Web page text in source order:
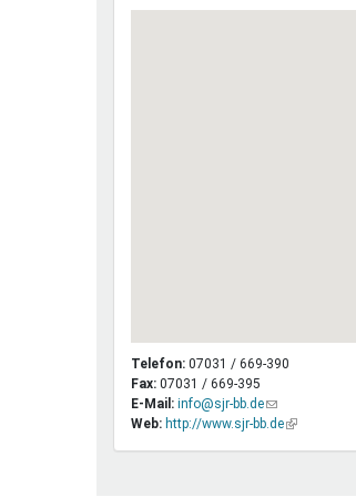
Telefon: 07031 / 669-390
Fax: 07031 / 669-395
E-Mail: info@sjr-bb.de(Link
sendet
Web: http://www.sjr-bb.de(Link